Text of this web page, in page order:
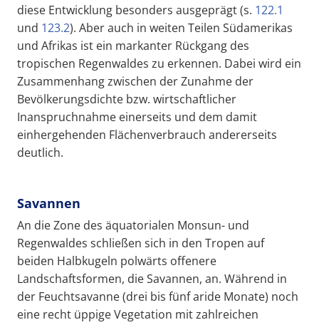
diese Entwicklung besonders ausgeprägt (s. 122.1
und 123.2). Aber auch in weiten Teilen Südamerikas
und Afrikas ist ein markanter Rückgang des
tropischen Regenwaldes zu erkennen. Dabei wird ein
Zusammenhang zwischen der Zunahme der
Bevölkerungsdichte bzw. wirtschaftlicher
Inanspruchnahme einerseits und dem damit
einhergehenden Flächenverbrauch andererseits
deutlich.
Savannen
An die Zone des äquatorialen Monsun- und
Regenwaldes schließen sich in den Tropen auf
beiden Halbkugeln polwärts offenere
Landschaftsformen, die Savannen, an. Während in
der Feuchtsavanne (drei bis fünf aride Monate) noch
eine recht üppige Vegetation mit zahlreichen